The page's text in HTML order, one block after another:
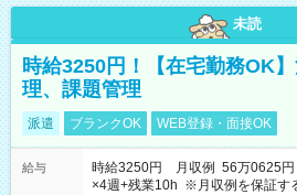
未読
時給3250円！【在宅勤務OK
理、課題管理
派遣 ブランクOK WEB登録・面接OK
給与
時給3250円 月収例 56万0625円
×4週+残業10h ※月収例を保証す